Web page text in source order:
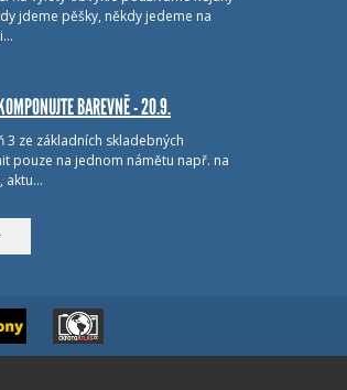
jdeme pěšky, někdy jedeme na
BAREVNĚ - 20.9.
3 ze základních skladebných
pouze na jednom námětu např. na
aktu…